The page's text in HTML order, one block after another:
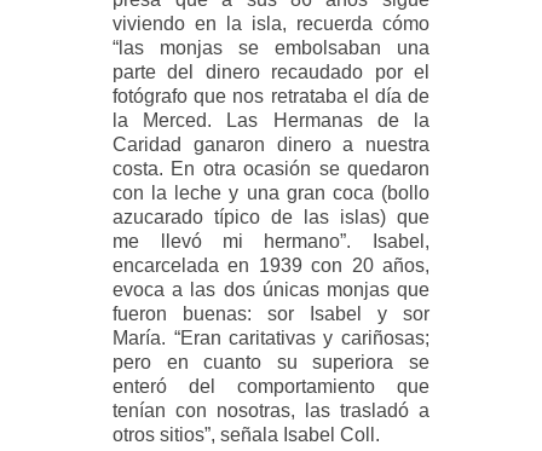
viviendo en la isla, recuerda cómo
“las monjas se embolsaban una
parte del dinero recaudado por el
fotógrafo que nos retrataba el día de
la Merced. Las Hermanas de la
Caridad ganaron dinero a nuestra
costa. En otra ocasión se quedaron
con la leche y una gran coca (bollo
azucarado típico de las islas) que
me llevó mi hermano”. Isabel,
encarcelada en 1939 con 20 años,
evoca a las dos únicas monjas que
fueron buenas: sor Isabel y sor
María. “Eran caritativas y cariñosas;
pero en cuanto su superiora se
enteró del comportamiento que
tenían con nosotras, las trasladó a
otros sitios”, señala Isabel Coll.